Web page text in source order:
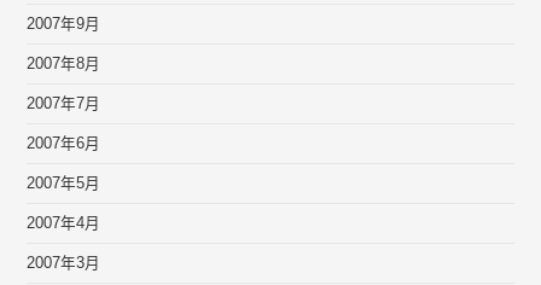
2007年9月
2007年8月
2007年7月
2007年6月
2007年5月
2007年4月
2007年3月